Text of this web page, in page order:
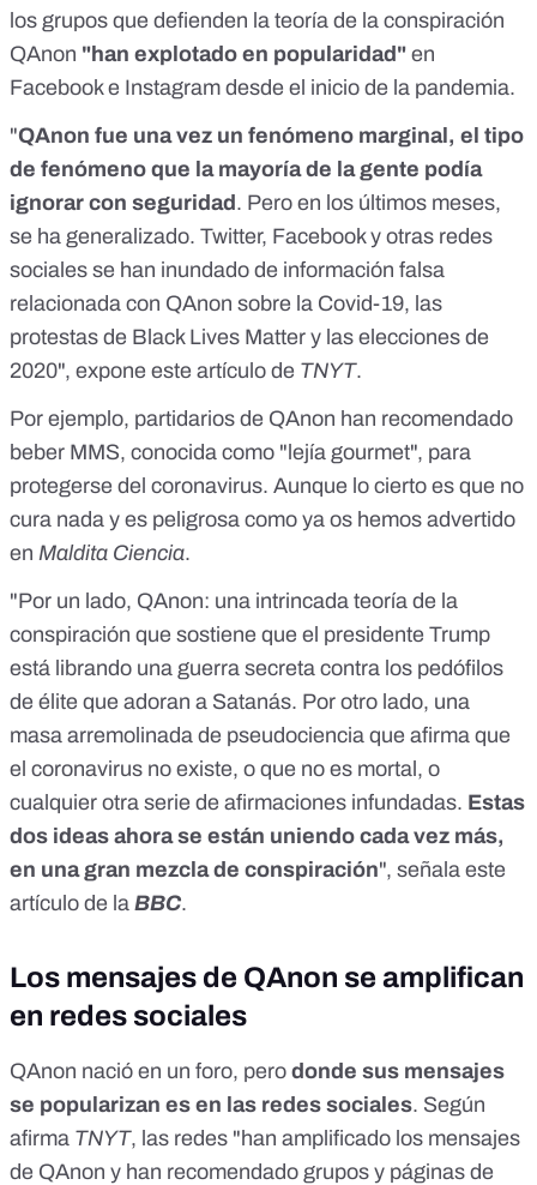
los grupos que defienden la teoría de la conspiración
QAnon "han explotado en popularidad" en
Facebook e Instagram desde el inicio de la pandemia.
"QAnon fue una vez un fenómeno marginal, el tipo
de fenómeno que la mayoría de la gente podía
ignorar con seguridad. Pero en los últimos meses,
se ha generalizado. Twitter, Facebook y otras redes
sociales se han inundado de información falsa
relacionada con QAnon sobre la Covid-19, las
protestas de Black Lives Matter y las elecciones de
2020", expone este artículo de TNYT.
Por ejemplo, partidarios de QAnon han recomendado
beber MMS, conocida como "lejía gourmet", para
protegerse del coronavirus. Aunque lo cierto es que no
cura nada y es peligrosa como ya os hemos advertido
en Maldita Ciencia.
"Por un lado, QAnon: una intrincada teoría de la
conspiración que sostiene que el presidente Trump
está librando una guerra secreta contra los pedófilos
de élite que adoran a Satanás. Por otro lado, una
masa arremolinada de pseudociencia que afirma que
el coronavirus no existe, o que no es mortal, o
cualquier otra serie de afirmaciones infundadas. Estas
dos ideas ahora se están uniendo cada vez más,
en una gran mezcla de conspiración", señala este
artículo de la BBC.
Los mensajes de QAnon se amplifican
en redes sociales
QAnon nació en un foro, pero donde sus mensajes
se popularizan es en las redes sociales. Según
afirma TNYT, las redes "han amplificado los mensajes
de QAnon y han recomendado grupos y páginas de